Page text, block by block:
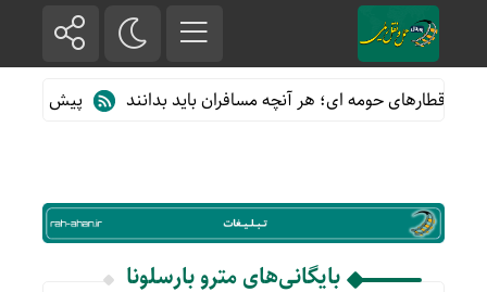
از قطارهای حومه ای؛ هر آنچه مسافران باید بدانند پیش فروش
بایگانی‌های مترو بارسلونا